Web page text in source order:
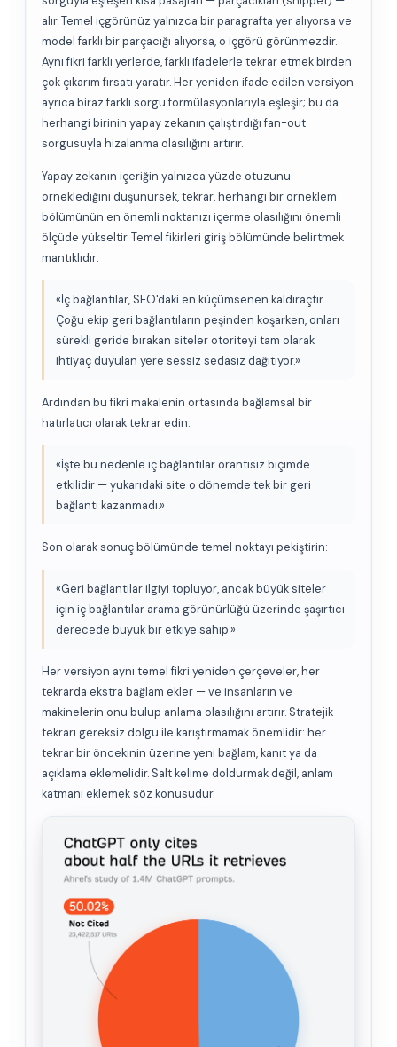
alır. Temel içgörünüz yalnızca bir paragrafta yer alıyorsa ve
model farklı bir parçacığı alıyorsa, o içgörü görünmezdir.
Aynı fikri farklı yerlerde, farklı ifadelerle tekrar etmek birden
çok çıkarım fırsatı yaratır. Her yeniden ifade edilen versiyon
ayrıca biraz farklı sorgu formülasyonlarıyla eşleşir; bu da
herhangi birinin yapay zekanın çalıştırdığı fan-out
sorgusuyla hizalanma olasılığını artırır.
Yapay zekanın içeriğin yalnızca yüzde otuzunu
örneklediğini düşünürsek, tekrar, herhangi bir örneklem
bölümünün en önemli noktanızı içerme olasılığını önemli
ölçüde yükseltir. Temel fikirleri giriş bölümünde belirtmek
mantıklıdır:
«İç bağlantılar, SEO'daki en küçümsenen kaldıraçtır.
Çoğu ekip geri bağlantıların peşinden koşarken, onları
sürekli geride bırakan siteler otoriteyi tam olarak
ihtiyaç duyulan yere sessiz sedasız dağıtıyor.»
Ardından bu fikri makalenin ortasında bağlamsal bir
hatırlatıcı olarak tekrar edin:
«İşte bu nedenle iç bağlantılar orantısız biçimde
etkilidir — yukarıdaki site o dönemde tek bir geri
bağlantı kazanmadı.»
Son olarak sonuç bölümünde temel noktayı pekiştirin:
«Geri bağlantılar ilgiyi topluyor, ancak büyük siteler
için iç bağlantılar arama görünürlüğü üzerinde şaşırtıcı
derecede büyük bir etkiye sahip.»
Her versiyon aynı temel fikri yeniden çerçeveler, her
tekrarda ekstra bağlam ekler — ve insanların ve
makinelerin onu bulup anlama olasılığını artırır. Stratejik
tekrarı gereksiz dolgu ile karıştırmamak önemlidir: her
tekrar bir öncekinin üzerine yeni bağlam, kanıt ya da
açıklama eklemelidir. Salt kelime doldurmak değil, anlam
katmanı eklemek söz konusudur.